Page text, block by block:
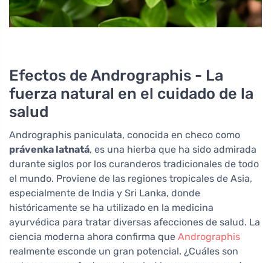
Efectos de Andrographis - La
fuerza natural en el cuidado de la
salud
Andrographis paniculata, conocida en checo como
právenka latnatá, es una hierba que ha sido admirada
durante siglos por los curanderos tradicionales de todo
el mundo. Proviene de las regiones tropicales de Asia,
especialmente de India y Sri Lanka, donde
históricamente se ha utilizado en la medicina
ayurvédica para tratar diversas afecciones de salud. La
ciencia moderna ahora confirma que Andrographis
realmente esconde un gran potencial. ¿Cuáles son